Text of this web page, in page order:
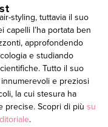
styling, tuttavia il suo
l’ha portata ben
approfondendo
e studiando
Tutto il suo
e preziosi
la cui stesura ha
precise. Scopri di più su
.